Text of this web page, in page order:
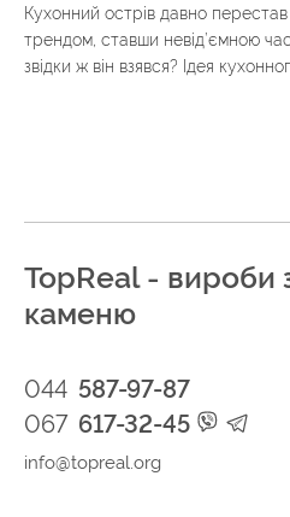
Кухонний острів давно
трендом, ставши невід’ємною
звідки ж він взявся? Ідея
TopReal - вироби
каменю
044 587-97-87
067 617-32-45
info@topreal.org